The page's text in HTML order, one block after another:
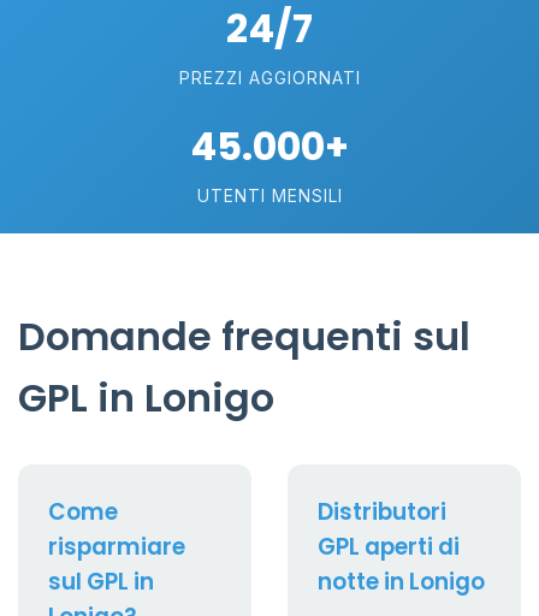
24/7
PREZZI AGGIORNATI
45.000+
UTENTI MENSILI
Domande frequenti sul
GPL in Lonigo
Come
risparmiare
sul GPL in
Distributori
GPL aperti di
notte in Lonigo